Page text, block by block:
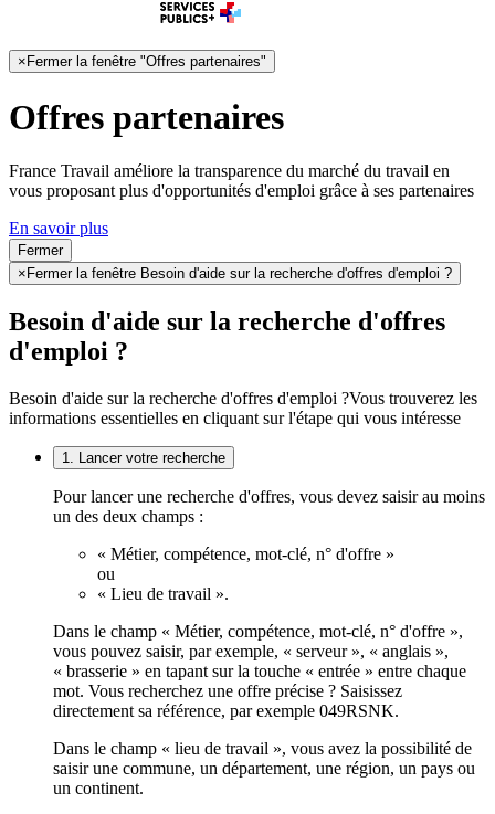
× Fermer la fenêtre "Offres partenaires"
Offres partenaires
France Travail améliore la transparence du marché du travail en
vous proposant plus d'opportunités d'emploi grâce à ses partenaires
En savoir plus
Fermer
× Fermer la fenêtre Besoin d'aide sur la recherche d'offres d'emploi ?
Besoin d'aide sur la recherche d'offres
d'emploi ?
Besoin d'aide sur la recherche d'offres d'emploi ?Vous trouverez les
informations essentielles en cliquant sur l'étape qui vous intéresse
1. Lancer votre recherche
Pour lancer une recherche d'offres, vous devez saisir au moins
un des deux champs :
« Métier, compétence, mot-clé, n° d'offre »
ou
« Lieu de travail ».
Dans le champ « Métier, compétence, mot-clé, n° d'offre »,
vous pouvez saisir, par exemple, « serveur », « anglais »,
« brasserie » en tapant sur la touche « entrée » entre chaque
mot. Vous recherchez une offre précise ? Saisissez
directement sa référence, par exemple 049RSNK.
Dans le champ « lieu de travail », vous avez la possibilité de
saisir une commune, un département, une région, un pays ou
un continent.